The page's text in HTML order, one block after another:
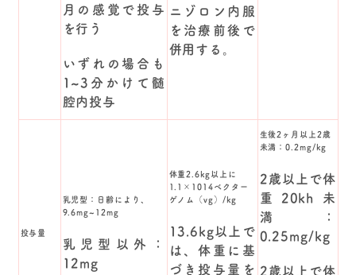
月の感覚で投与
を行う
いずれの場合も
1~3分かけて髄
腔内投与
ニゾロン内服
を治療前後で
併用する。
投与量
乳児型：日齢により、
9.6mg~12mg
乳児型以外：
12mg
体重2.6kg以上に
1.1×1014ベクター
ゲノム（vg）/kg
13.6kg以上で
は、体重に基
づき投与量を
生後2ヶ月以上2歳
未満：0.2mg/kg
2歳以上で体
重20kh未
満：
0.25mg/kg
2歳以上で体